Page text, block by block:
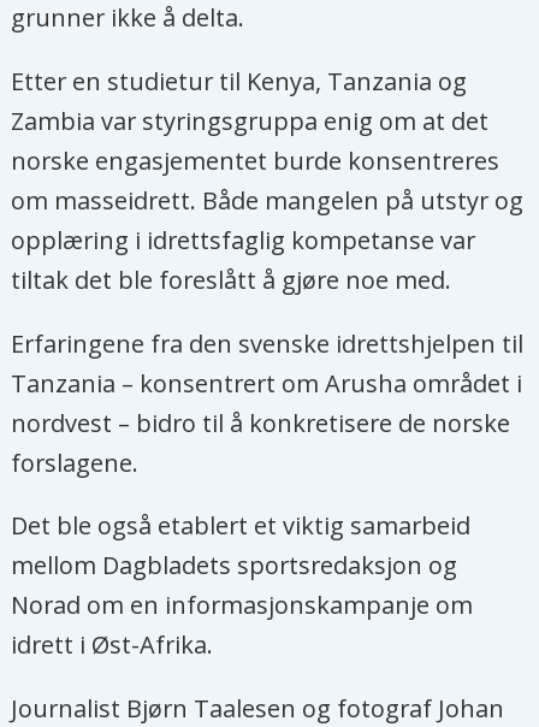
grunner ikke å delta.
Etter en studietur til Kenya, Tanzania og
Zambia var styringsgruppa enig om at det
norske engasjementet burde konsentreres
om masseidrett. Både mangelen på utstyr og
opplæring i idrettsfaglig kompetanse var
tiltak det ble foreslått å gjøre noe med.
Erfaringene fra den svenske idrettshjelpen til
Tanzania – konsentrert om Arusha området i
nordvest – bidro til å konkretisere de norske
forslagene.
Det ble også etablert et viktig samarbeid
mellom Dagbladets sportsredaksjon og
Norad om en informasjonskampanje om
idrett i Øst-Afrika.
Journalist Bjørn Taalesen og fotograf Johan